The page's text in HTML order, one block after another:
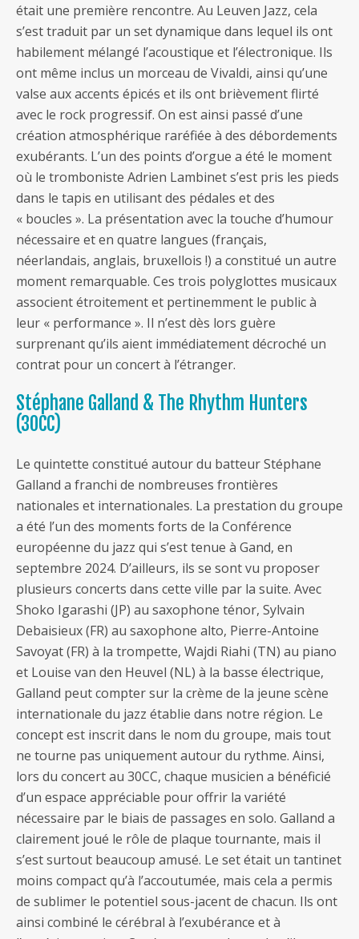
était une première rencontre. Au Leuven Jazz, cela
s’est traduit par un set dynamique dans lequel ils ont
habilement mélangé l’acoustique et l’électronique. Ils
ont même inclus un morceau de Vivaldi, ainsi qu’une
valse aux accents épicés et ils ont brièvement flirté
avec le rock progressif. On est ainsi passé d’une
création atmosphérique raréfiée à des débordements
exubérants. L’un des points d’orgue a été le moment
où le tromboniste Adrien Lambinet s’est pris les pieds
dans le tapis en utilisant des pédales et des
« boucles ». La présentation avec la touche d’humour
nécessaire et en quatre langues (français,
néerlandais, anglais, bruxellois !) a constitué un autre
moment remarquable. Ces trois polyglottes musicaux
associent étroitement et pertinemment le public à
leur « performance ». Il n’est dès lors guère
surprenant qu’ils aient immédiatement décroché un
contrat pour un concert à l’étranger.
Stéphane Galland & The Rhythm Hunters
(30CC)
Le quintette constitué autour du batteur Stéphane
Galland a franchi de nombreuses frontières
nationales et internationales. La prestation du groupe
a été l’un des moments forts de la Conférence
européenne du jazz qui s’est tenue à Gand, en
septembre 2024. D’ailleurs, ils se sont vu proposer
plusieurs concerts dans cette ville par la suite. Avec
Shoko Igarashi (JP) au saxophone ténor, Sylvain
Debaisieux (FR) au saxophone alto, Pierre-Antoine
Savoyat (FR) à la trompette, Wajdi Riahi (TN) au piano
et Louise van den Heuvel (NL) à la basse électrique,
Galland peut compter sur la crème de la jeune scène
internationale du jazz établie dans notre région. Le
concept est inscrit dans le nom du groupe, mais tout
ne tourne pas uniquement autour du rythme. Ainsi,
lors du concert au 30CC, chaque musicien a bénéficié
d’un espace appréciable pour offrir la variété
nécessaire par le biais de passages en solo. Galland a
clairement joué le rôle de plaque tournante, mais il
s’est surtout beaucoup amusé. Le set était un tantinet
moins compact qu’à l’accoutumée, mais cela a permis
de sublimer le potentiel sous-jacent de chacun. Ils ont
ainsi combiné le cérébral à l’exubérance et à